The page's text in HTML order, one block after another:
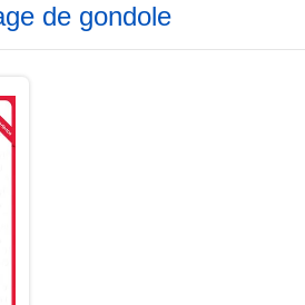
de gondole